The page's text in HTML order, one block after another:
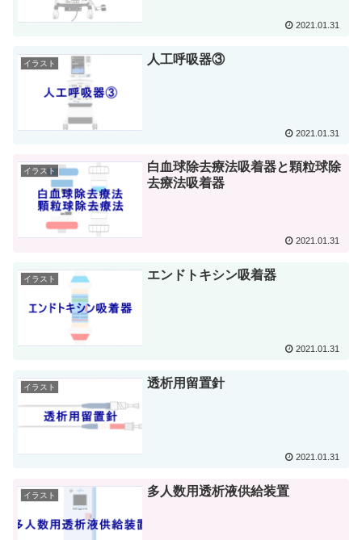
2021.01.31
イラスト 人工呼吸器③
2021.01.31
イラスト
白血球除去療法吸着器と顆粒球除
去療法吸着器
2021.01.31
イラスト エンドトキシン吸着器
2021.01.31
イラスト 透析用留置針
2021.01.31
イラスト 多人数用透析液供給装置